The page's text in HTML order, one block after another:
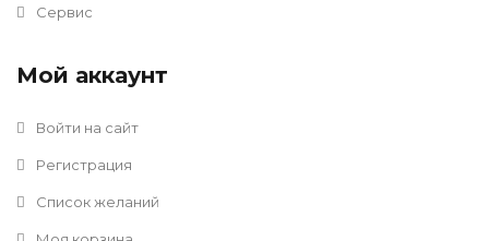
Сервис
Мой аккаунт
Войти на сайт
Регистрация
Список желаний